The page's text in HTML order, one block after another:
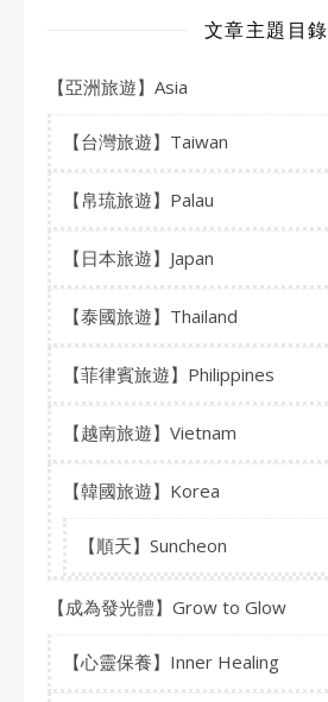
文章主題目錄
【亞洲旅遊】Asia
【台灣旅遊】Taiwan
【帛琉旅遊】Palau
【日本旅遊】Japan
【泰國旅遊】Thailand
【菲律賓旅遊】Philippines
【越南旅遊】Vietnam
【韓國旅遊】Korea
【順天】Suncheon
【成為發光體】Grow to Glow
【心靈保養】Inner Healing